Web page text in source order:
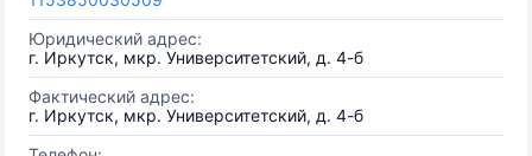
Юридический адрес:
г. Иркутск, мкр. Университетский, д. 4-б
Фактический адрес:
г. Иркутск, мкр. Университетский, д. 4-б